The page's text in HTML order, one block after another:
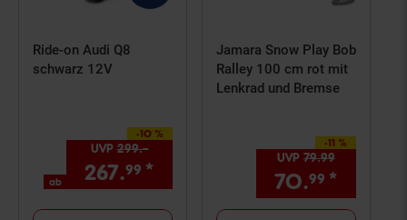
Ride-on Audi Q8
schwarz 12V
-10 %
Sie Sparen 10 Prozent,
UVP299.–UVP : 299,–€
ab 267.99 * € Sternchen
Jamara Snow Play Bob
Ralley 100 cm rot mit
Lenkrad und Bremse
-11 %
Sie Sparen 11 Prozent,
UVP 79.99
70.99 *